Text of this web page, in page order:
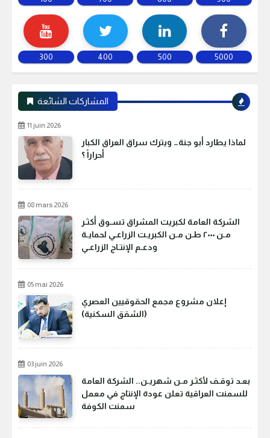
300 400 500 5000
المشاركات الشائعة
11 juin 2026
لماذا يطارد أبو جنة… ويترك سراق العراق الكبار
أحراراً ؟
08 mars 2026
الشركة العامة لكبريت المشراق تسـوق أكثـر
مـن ٢٠٠٠ طـن مـن الكبريـت الزراعـي لحمايـة
ودعـم الإنتـاج الزراعـي
05 mai 2026
إعلان مشروع مجمع الحقوقيين العصري
(الشقق السكنية)
03 juin 2026
بعـد توقـف لأكثـر مـن شهريـن.. الشركة العامة
للسمنت العراقية تعلن عودة الإنتاج في معمل
سمنت الكوفة